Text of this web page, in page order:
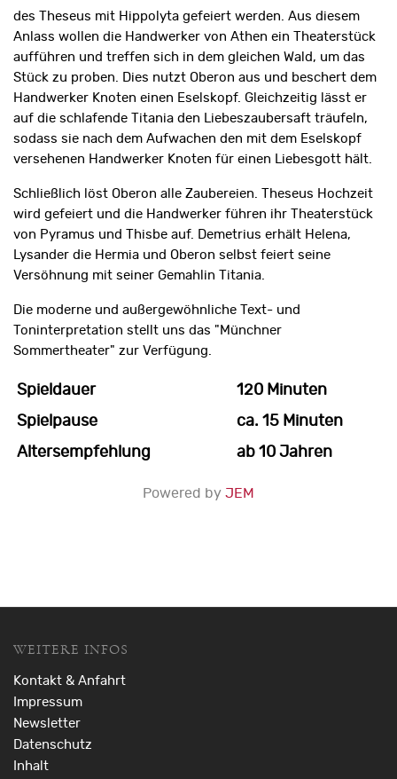
des Theseus mit Hippolyta gefeiert werden. Aus diesem
Anlass wollen die Handwerker von Athen ein Theaterstück
aufführen und treffen sich in dem gleichen Wald, um das
Stück zu proben. Dies nutzt Oberon aus und beschert dem
Handwerker Knoten einen Eselskopf. Gleichzeitig lässt er
auf die schlafende Titania den Liebeszaubersaft träufeln,
sodass sie nach dem Aufwachen den mit dem Eselskopf
versehenen Handwerker Knoten für einen Liebesgott hält.
Schließlich löst Oberon alle Zaubereien. Theseus Hochzeit
wird gefeiert und die Handwerker führen ihr Theaterstück
von Pyramus und Thisbe auf. Demetrius erhält Helena,
Lysander die Hermia und Oberon selbst feiert seine
Versöhnung mit seiner Gemahlin Titania.
Die moderne und außergewöhnliche Text- und
Toninterpretation stellt uns das "Münchner
Sommertheater" zur Verfügung.
Spieldauer
120 Minuten
Spielpause
ca. 15 Minuten
Altersempfehlung
ab 10 Jahren
Powered by JEM
WEITERE INFOS
Kontakt & Anfahrt
Impressum
Newsletter
Datenschutz
Inhalt